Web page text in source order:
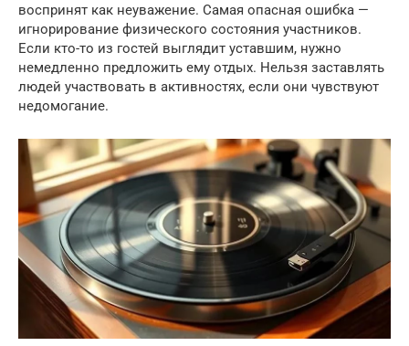
воспринят как неуважение. Самая опасная ошибка —
игнорирование физического состояния участников.
Если кто-то из гостей выглядит уставшим, нужно
немедленно предложить ему отдых. Нельзя заставлять
людей участвовать в активностях, если они чувствуют
недомогание.